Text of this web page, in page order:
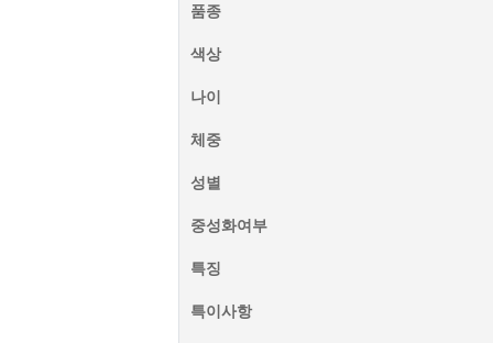
품종
색상
나이
체중
성별
중성화여부
특징
특이사항